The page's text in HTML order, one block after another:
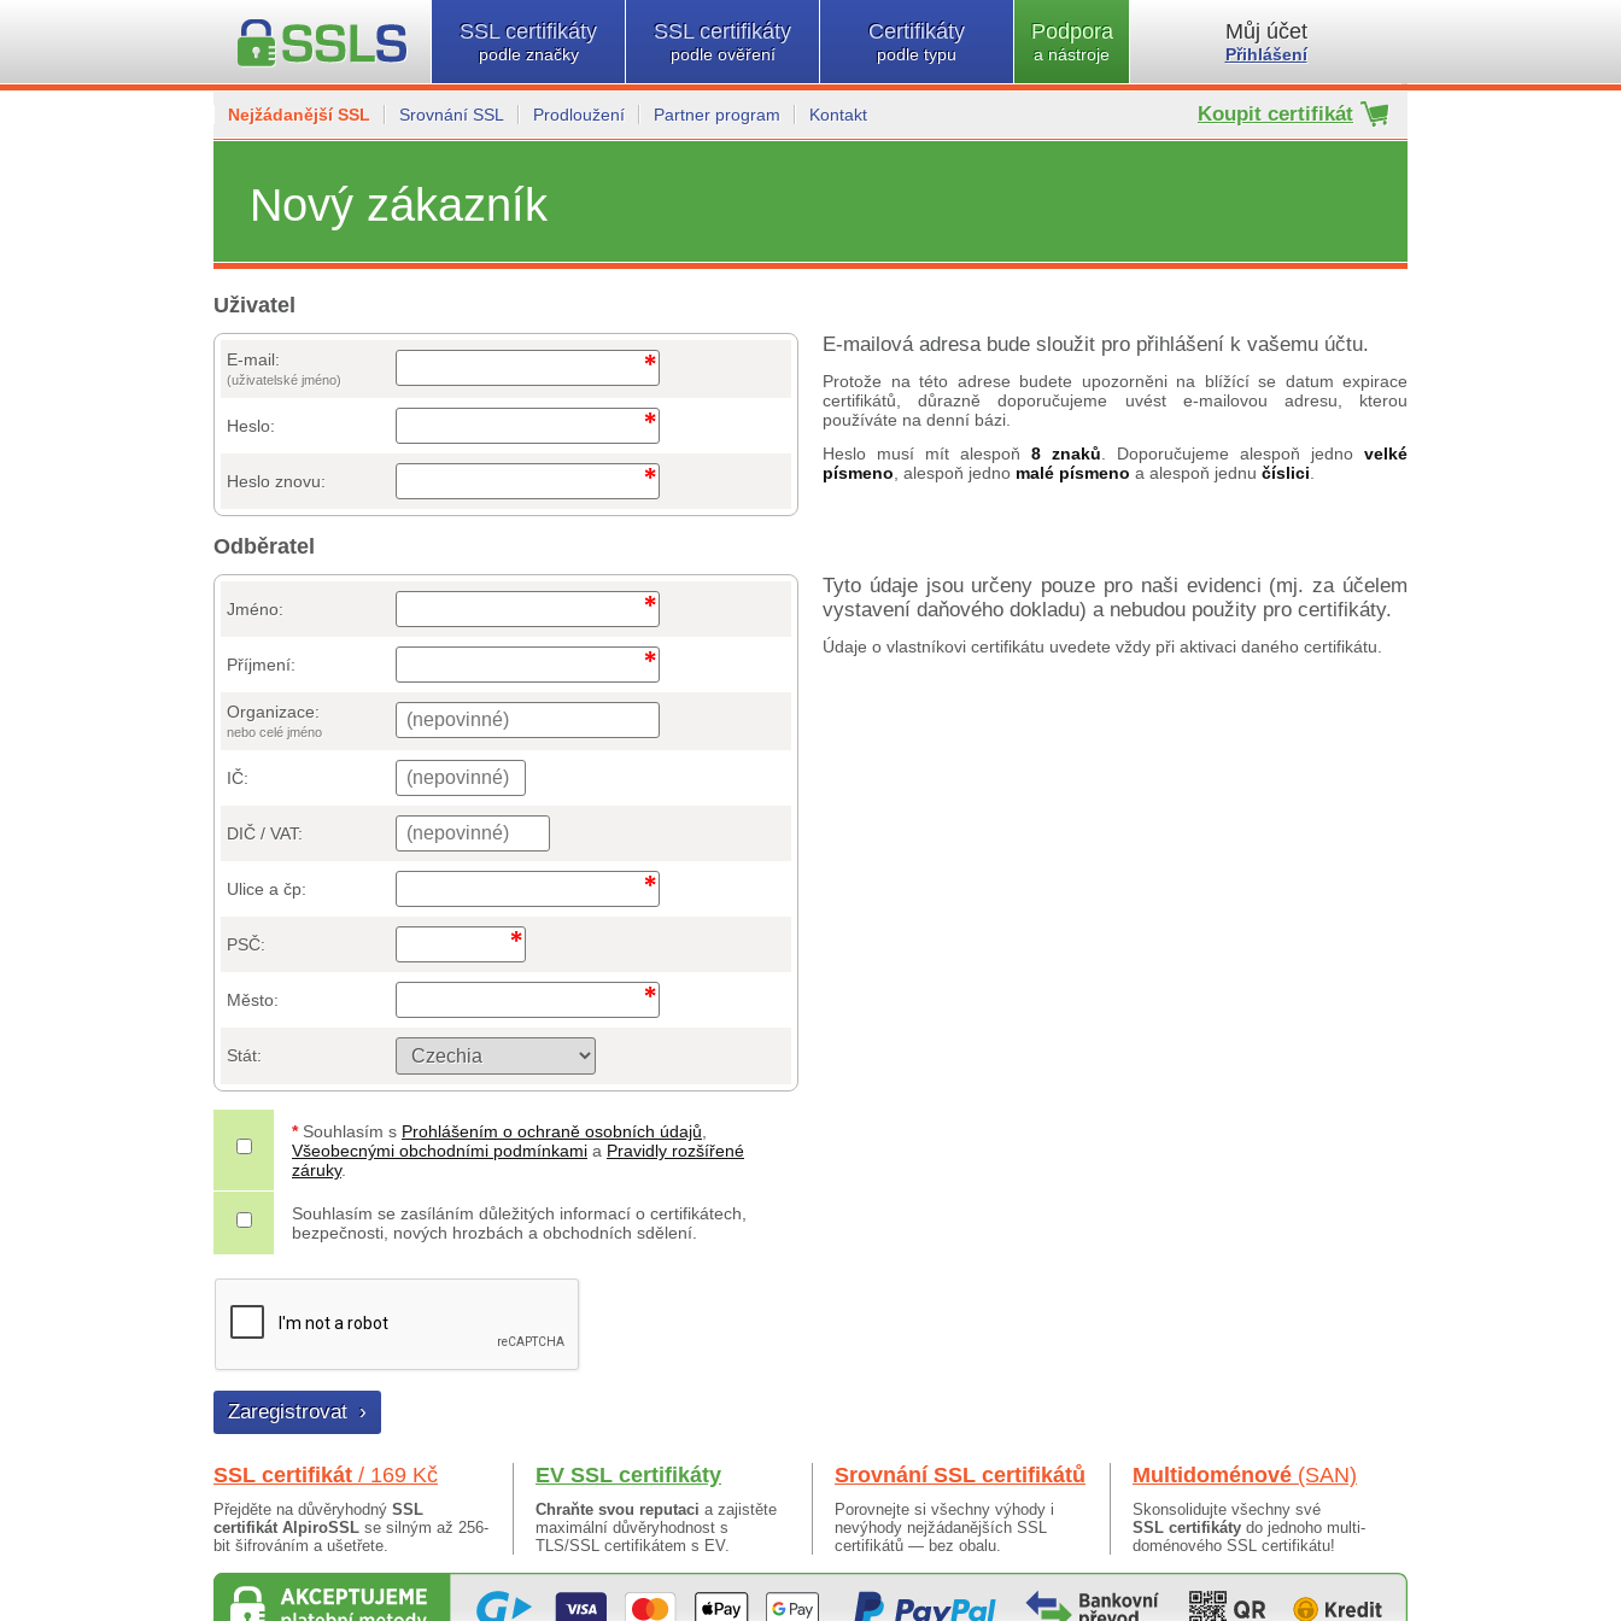
SSL certifikáty
podle značky
SSL certifikáty
podle ověření
Certifikáty
podle typu
Podpora
a nástroje
Můj účet
Přihlášení
Nejžádanější SSL Srovnání SSL Prodloužení Partner program Kontakt Koupit certifikát
Nový zákazník
Uživatel
E-mail:
(uživatelské jméno)
Heslo:
Heslo znovu:
E-mailová adresa bude sloužit pro přihlášení k vašemu účtu.
Protože na této adrese budete upozorněni na blížící se datum expirace
certifikátů, důrazně doporučujeme uvést e-mailovou adresu, kterou
používáte na denní bázi.
Heslo musí mít alespoň 8 znaků . Doporučujeme alespoň jedno velké
písmeno , alespoň jedno malé písmeno a alespoň jednu číslici
Odběratel
Jméno:
Příjmení:
Organizace:
nebo celé jméno
IČ:
DIČ / VAT:
Ulice a čp:
PSČ:
Město:
Stát:
* Souhlasím s Prohlášením o ochraně osobních údajů
Všeobecnými obchodními podmínkami a Pravidly rozšířené
záruky.
Souhlasím se zasíláním důležitých informací o certifikátech,
bezpečnosti, nových hrozbách a obchodních sdělení.
Tyto údaje jsou určeny pouze pro naši evidenci (mj. za účelem
vystavení daňového dokladu) a nebudou použity pro certifikáty.
Údaje o vlastníkovi certifikátu uvedete vždy při aktivaci daného certifikátu.
SSL certifikát / 169 Kč
Přejděte na důvěryhodný SSL
certifikát AlpiroSSL se silným až 256-
bit šifrováním a ušetřete.
EV SSL certifikáty
Chraňte svou reputaci a zajistěte
maximální důvěryhodnost s
TLS/SSL certifikátem s EV.
Srovnání SSL certifikátů
Porovnejte si všechny výhody i
nevýhody nejžádanějších SSL
certifikátů — bez obalu.
Multidoménové (SAN)
Skonsolidujte všechny své
SSL certifikáty do jednoho multi-
doménového SSL certifikátu!